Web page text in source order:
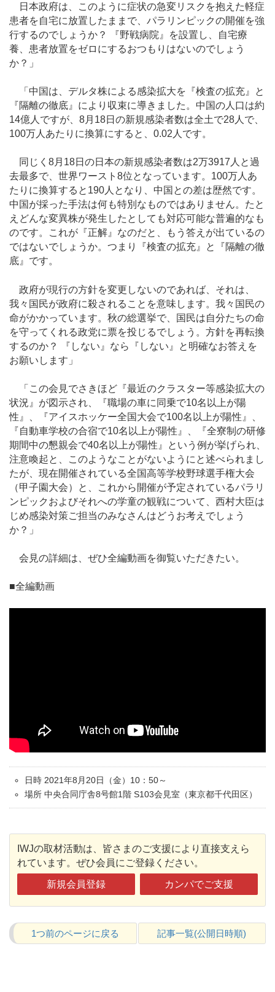
日本政府は、このように症状の急変リスクを抱えた軽症
患者を自宅に放置したままで、パラリンピックの開催を強
行するのでしょうか？ 『野戦病院』を設置し、自宅療
養、患者放置をゼロにするおつもりはないのでしょう
か？」
「中国は、デルタ株による感染拡大を『検査の拡充』と
『隔離の徹底』により収束に導きました。中国の人口は約
14億人ですが、8月18日の新規感染者数は全土で28人で、
100万人あたりに換算にすると、0.02人です。
同じく8月18日の日本の新規感染者数は2万3917人と過
去最多で、世界ワースト8位となっています。100万人あ
たりに換算すると190人となり、中国との差は歴然です。
中国が採った手法は何も特別なものではありません。たと
えどんな変異株が発生したとしても対応可能な普遍的なも
のです。これが『正解』なのだと、もう答えが出ているの
ではないでしょうか。つまり『検査の拡充』と『隔離の徹
底』です。
政府が現行の方針を変更しないのであれば、それは、
我々国民が政府に殺されることを意味します。我々国民の
命がかかっています。秋の総選挙で、国民は自分たちの命
を守ってくれる政党に票を投じるでしょう。方針を再転換
するのか？ 『しない』なら『しない』と明確なお答えを
お願いします」
「この会見でさきほど『最近のクラスター等感染拡大の
状況』が図示され、『職場の車に同乗で10名以上が陽
性』、『アイスホッケー全国大会で100名以上が陽性』、
『自動車学校の合宿で10名以上が陽性』、『全寮制の研修
期間中の懇親会で40名以上が陽性』という例が挙げられ、
注意喚起と、このようなことがないようにと述べられまし
たが、現在開催されている全国高等学校野球選手権大会
（甲子園大会）と、これから開催が予定されているパラリ
ンピックおよびそれへの学童の観戦について、西村大臣は
じめ感染対策ご担当のみなさんはどうお考えでしょう
か？」
会見の詳細は、ぜひ全編動画を御覧いただきたい。
■全編動画
日時 2021年8月20日（金）10：50～
場所 中央合同庁舎8号館1階 S103会見室（東京都千代田区）
IWJの取材活動は、皆さまのご支援により直接支えら
れています。ぜひ会員にご登録ください。
新規会員登録 カンパでご支援
1つ前のページに戻る 記事一覧(公開日時順)